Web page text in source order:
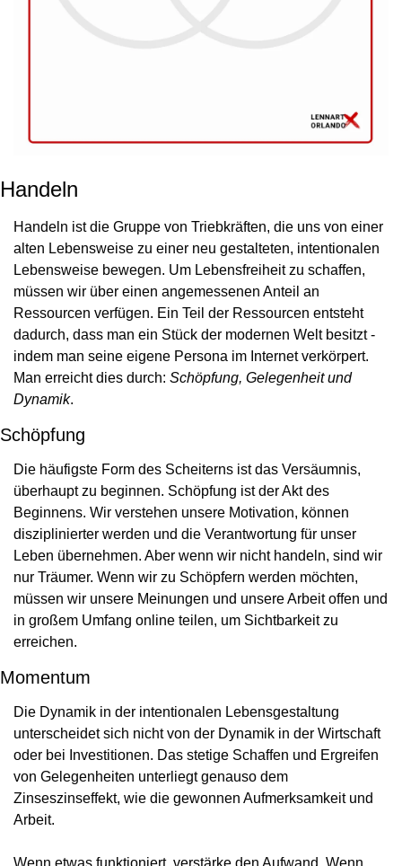
Handeln
Handeln ist die Gruppe von Triebkräften, die uns von einer
alten Lebensweise zu einer neu gestalteten, intentionalen
Lebensweise bewegen. Um Lebensfreiheit zu schaffen,
müssen wir über einen angemessenen Anteil an
Ressourcen verfügen. Ein Teil der Ressourcen entsteht
dadurch, dass man ein Stück der modernen Welt besitzt -
indem man seine eigene Persona im Internet verkörpert.
Man erreicht dies durch: Schöpfung, Gelegenheit und
Dynamik.
Schöpfung
Die häufigste Form des Scheiterns ist das Versäumnis,
überhaupt zu beginnen. Schöpfung ist der Akt des
Beginnens. Wir verstehen unsere Motivation, können
disziplinierter werden und die Verantwortung für unser
Leben übernehmen. Aber wenn wir nicht handeln, sind wir
nur Träumer. Wenn wir zu Schöpfern werden möchten,
müssen wir unsere Meinungen und unsere Arbeit offen und
in großem Umfang online teilen, um Sichtbarkeit zu
erreichen.
Momentum
Die Dynamik in der intentionalen Lebensgestaltung
unterscheidet sich nicht von der Dynamik in der Wirtschaft
oder bei Investitionen. Das stetige Schaffen und Ergreifen
von Gelegenheiten unterliegt genauso dem
Zinseszinseffekt, wie die gewonnen Aufmerksamkeit und
Arbeit.
Wenn etwas funktioniert, verstärke den Aufwand. Wenn